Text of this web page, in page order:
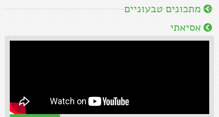
מתכונים טבעוניים
אסיאתי